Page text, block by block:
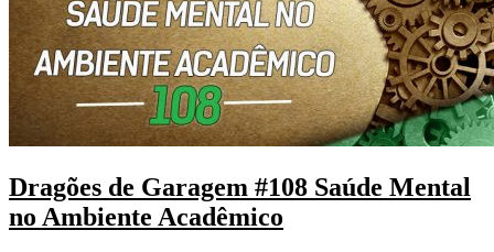
Dragões de Garagem #108 Saúde Mental
no Ambiente Acadêmico